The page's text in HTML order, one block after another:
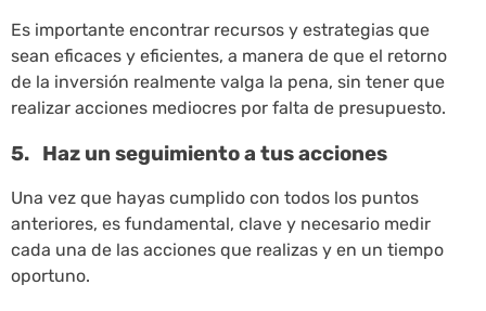
Es importante encontrar recursos y estrategias que
sean eficaces y eficientes, a manera de que el retorno
de la inversión realmente valga la pena, sin tener que
realizar acciones mediocres por falta de presupuesto.
5. Haz un seguimiento a tus acciones
Una vez que hayas cumplido con todos los puntos
anteriores, es fundamental, clave y necesario medir
cada una de las acciones que realizas y en un tiempo
oportuno.